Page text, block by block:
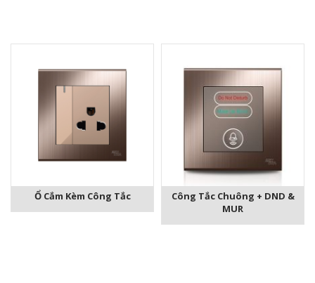
Ổ Cắm Kèm Công Tắc
Công Tắc Chuông + DND &
MUR